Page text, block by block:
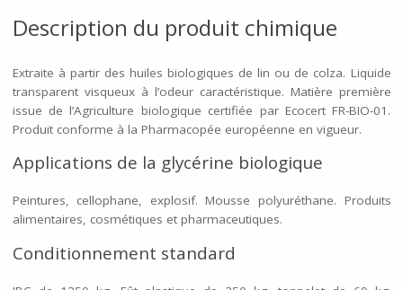
Description du produit chimique
Extraite à partir des huiles biologiques de lin ou de colza. Liquide
transparent visqueux à l’odeur caractéristique. Matière première
issue de l’Agriculture biologique certifiée par Ecocert FR-BIO-01.
Produit conforme à la Pharmacopée européenne en vigueur.
Applications de la glycérine biologique
Peintures, cellophane, explosif. Mousse polyuréthane. Produits
alimentaires, cosmétiques et pharmaceutiques.
Conditionnement standard